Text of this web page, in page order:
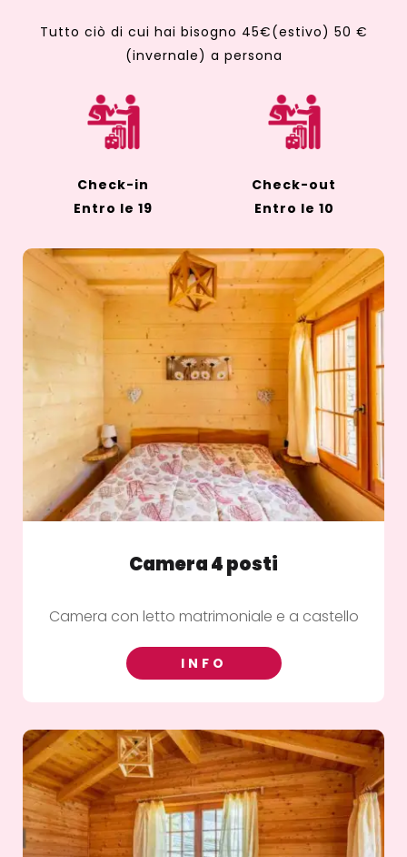
Tutto ciò di cui hai bisogno 45€(estivo) 50 €
(invernale) a persona
Check-in
Entro le 19
Check-out
Entro le 10
Camera 4 posti
Camera con letto matrimoniale e a castello
INFO